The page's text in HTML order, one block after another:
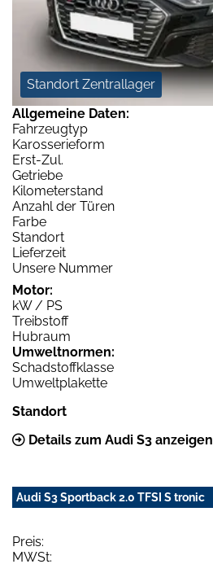
Standort Zentrallager
Allgemeine Daten:
Fahrzeugtyp
Karosserieform
Erst-Zul.
Getriebe
Kilometerstand
Anzahl der Türen
Farbe
Standort
Lieferzeit
Unsere Nummer
Motor:
kW / PS
Treibstoff
Hubraum
Umweltnormen:
Schadstoffklasse
Umweltplakette
Standort
Details zum Audi S3 anzeigen
Audi S3 Sportback 2.0 TFSI S tronic
Preis:
MWSt: